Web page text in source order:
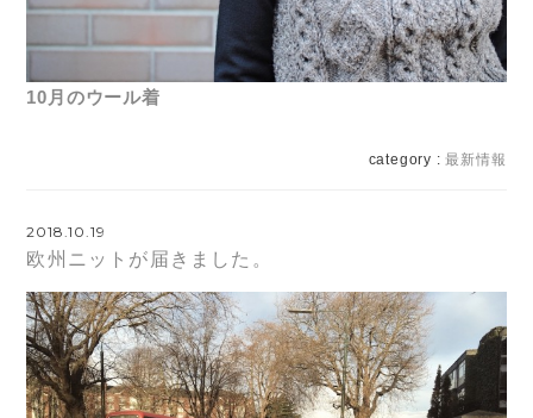
10月のウール着
category :最新情報
2018.10.19
欧州ニットが届きました。